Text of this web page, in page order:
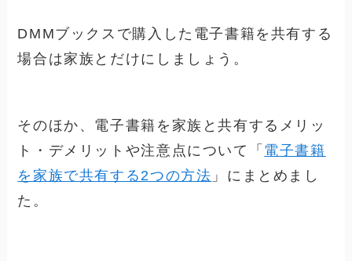
DMMブックスで購入した電子書籍を共有する
場合は家族とだけにしましょう。
そのほか、電子書籍を家族と共有するメリッ
ト・デメリットや注意点について「 電子書籍
を家族で共有する2つの方法 」にまとめまし
た。